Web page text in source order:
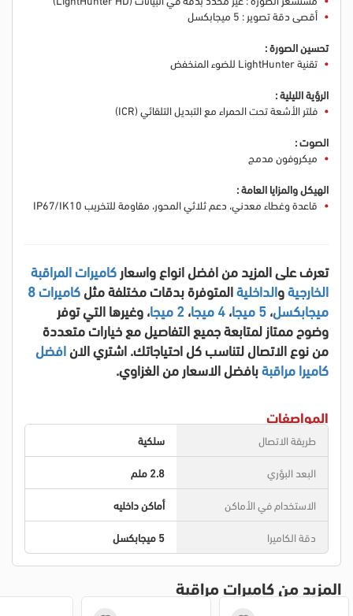
أقصى دقة تصوير : 5 ميجابكسل
تحسين الصورة :
تقنية LightHunter للضوء المنخفض
الرؤية الليلية :
فلتر الأشعة تحت الحمراء مع التبديل التلقائي (ICR)
الصوت :
ميكروفون مدمج
الهيكل والمزايا العامة :
قاعدة وغطاء معدني، دعم ثلاثي المحور، مقاومة للتخريب IP67/IK10
تعرف على المزيد من افضل انواع واسعار كاميرات المراقبة
الخارجيةوالداخليةالمتوفرة بدقات مختلفة مثل
كاميرات 8
ميجابكسل،5 ميجا ،4 ميجا ، 2 ميجا
، وغيرها التي توفر
وضوح ممتاز لمتابعة جميع التفاصيل مع خيارات متعددة
من نوع الاتصال لتناسب كل احتياجاتك. اشتري الانافضل
كاميرا مراقبةبافضل الاسعار من الغزاوي.
المواصفات
طريقة الاتصال
سلكية
البعد البؤري
2.8 ملم
الاستخدام في الأماكن
أماكن داخليه
دقة الكاميرا
5 ميجابكسل
المزيد من كاميرات مراقبة